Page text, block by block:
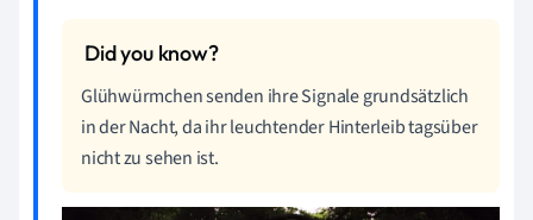
Glühwürmchen senden ihre Signale grundsätzlich
in der Nacht, da ihr leuchtender Hinterleib tagsüber
nicht zu sehen ist.